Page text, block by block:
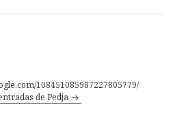
108451085987227805779/
de Pedja